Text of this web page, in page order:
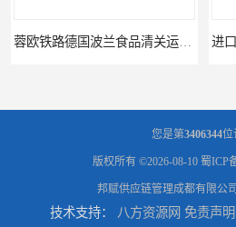
蓉欧铁路德国波兰食品清关运输门到门 进口波兰食品成都做蓉欧铁路
您是第3406344位
版权所有 ©2026-08-10 蜀ICP
邦赋供应链管理成都有限公司
技术支持： 八方资源网 免责声明